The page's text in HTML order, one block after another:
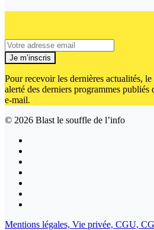
Je m’inscris
Pour recevoir les dernières actualités,
alerté des derniers programmes
e-mail.
© 2026 Blast le souffle de l’info
Mentions légales, Vie privée, CGU,